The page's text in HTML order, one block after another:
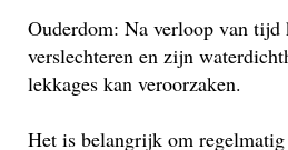
Ouderdom: Na verloop van tijd
verslechteren en zijn
lekkages kan veroorzaken.
Het is belangrijk om